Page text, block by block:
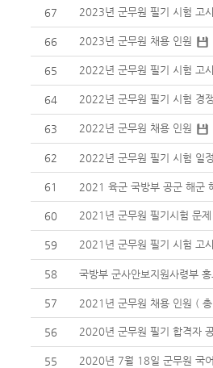
67 2023년 군무원 필기 시험 고
66 2023년 군무원 채용 인원
65 2022년 군무원 필기 시험 고
64 2022년 군무원 필기 시험 경
63 2022년 군무원 채용 인원
62 2022년 군무원 필기 시험 일
61 2021 육군 국방부 공군 해군
60 2021년 군무원 필기시험 문제
59 2021년 군무원 필기 시험 고
58 국방부 군사안보지원사령부 홍
57 2021년 군무원 채용 인원 (
56 2020년 군무원 필기 합격자
55 2020년 7월 18일 군무원 국